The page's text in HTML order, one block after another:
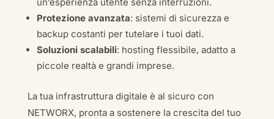
Protezione avanzata: sistemi di sicurezza e
backup costanti per tutelare i tuoi dati.
Soluzioni scalabili: hosting flessibile, adatto a
piccole realtà e grandi imprese.
La tua infrastruttura digitale è al sicuro con
NETWORX, pronta a sostenere la crescita del tuo